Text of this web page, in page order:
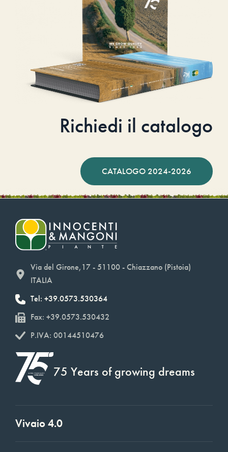
Richiedi il catalogo
CATALOGO 2024-2026
Via del Girone,17 - 51100 - Chiazzano (Pistoia)
ITALIA
Tel: +39.0573.530364
Fax: +39.0573.530432
P.IVA: 00144510476
75 Years of growing dreams
Vivaio 4.0